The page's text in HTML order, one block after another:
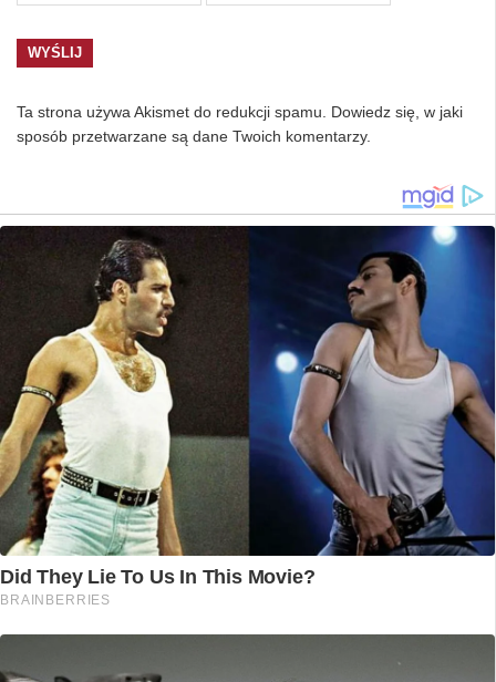
Ta strona używa Akismet do redukcji spamu. Dowiedz się, w jaki
sposób przetwarzane są dane Twoich komentarzy.